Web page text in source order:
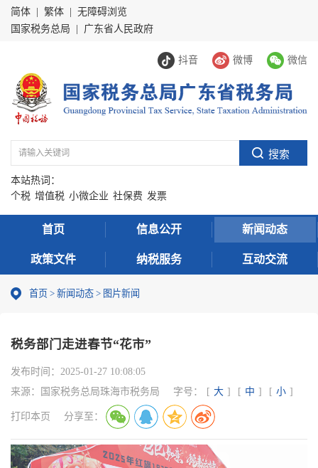
简体 繁体
无障碍浏览
国家税务总局
广东省人民政府
抖音 微博 微信
本站热词：
个税 增值税 小微企业 社保费 发票
首页 信息公开 新闻动态
政策文件 纳税服务 互动交流
首页 > 新闻动态 > 图片新闻
税务部门走进春节“花市”
发布时间： 2025-01-27 10:08:05
来源：
国家税务总局珠海市税务局 字号： [ 大 ] [ 中 ] [ 小 ]
打印本页 分享至：